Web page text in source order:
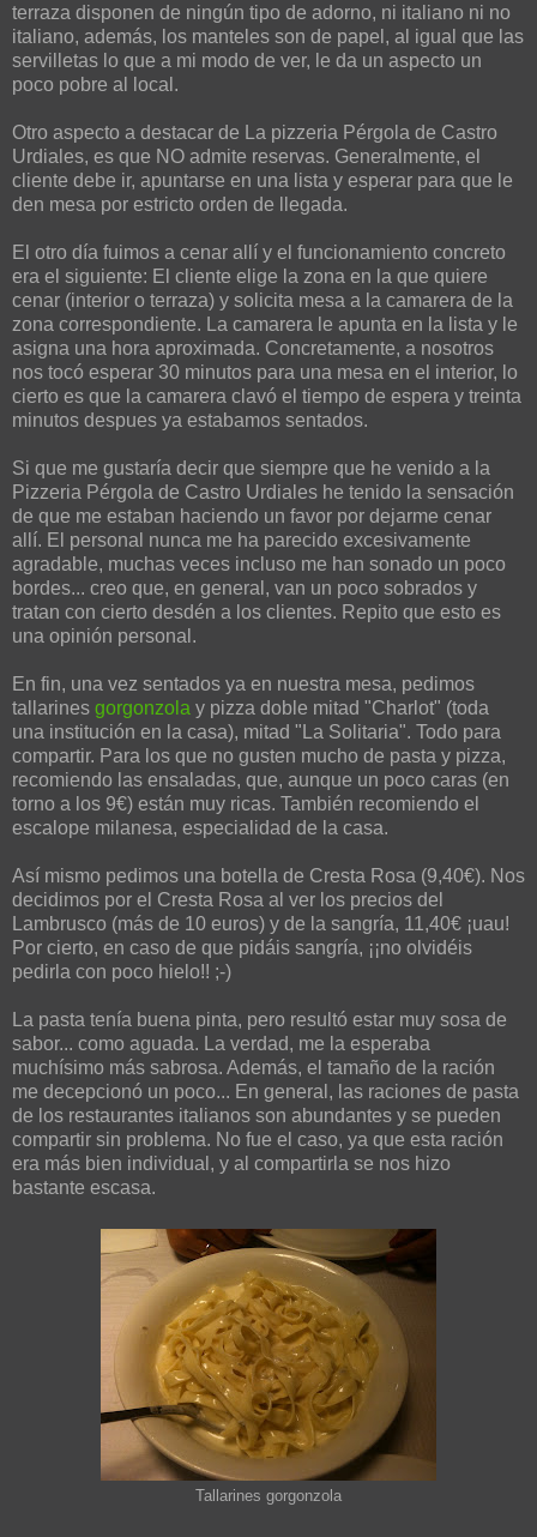
terraza disponen de ningún tipo de adorno, ni italiano ni no
italiano, además, los manteles son de papel, al igual que las
servilletas lo que a mi modo de ver, le da un aspecto un
poco pobre al local.
Otro aspecto a destacar de La pizzeria Pérgola de Castro
Urdiales, es que NO admite reservas. Generalmente, el
cliente debe ir, apuntarse en una lista y esperar para que le
den mesa por estricto orden de llegada.
El otro día fuimos a cenar allí y el funcionamiento concreto
era el siguiente: El cliente elige la zona en la que quiere
cenar (interior o terraza) y solicita mesa a la camarera de la
zona correspondiente. La camarera le apunta en la lista y le
asigna una hora aproximada. Concretamente, a nosotros
nos tocó esperar 30 minutos para una mesa en el interior, lo
cierto es que la camarera clavó el tiempo de espera y treinta
minutos despues ya estabamos sentados.
Si que me gustaría decir que siempre que he venido a la
Pizzeria Pérgola de Castro Urdiales he tenido la sensación
de que me estaban haciendo un favor por dejarme cenar
allí. El personal nunca me ha parecido excesivamente
agradable, muchas veces incluso me han sonado un poco
bordes... creo que, en general, van un poco sobrados y
tratan con cierto desdén a los clientes. Repito que esto es
una opinión personal.
En fin, una vez sentados ya en nuestra mesa, pedimos
tallarines gorgonzola y pizza doble mitad "Charlot" (toda
una institución en la casa), mitad "La Solitaria". Todo para
compartir. Para los que no gusten mucho de pasta y pizza,
recomiendo las ensaladas, que, aunque un poco caras (en
torno a los 9€) están muy ricas. También recomiendo el
escalope milanesa, especialidad de la casa.
Así mismo pedimos una botella de Cresta Rosa (9,40€). Nos
decidimos por el Cresta Rosa al ver los precios del
Lambrusco (más de 10 euros) y de la sangría, 11,40€ ¡uau!
Por cierto, en caso de que pidáis sangría, ¡¡no olvidéis
pedirla con poco hielo!! ;-)
La pasta tenía buena pinta, pero resultó estar muy sosa de
sabor... como aguada. La verdad, me la esperaba
muchísimo más sabrosa. Además, el tamaño de la ración
me decepcionó un poco... En general, las raciones de pasta
de los restaurantes italianos son abundantes y se pueden
compartir sin problema. No fue el caso, ya que esta ración
era más bien individual, y al compartirla se nos hizo
bastante escasa.
Tallarines gorgonzola